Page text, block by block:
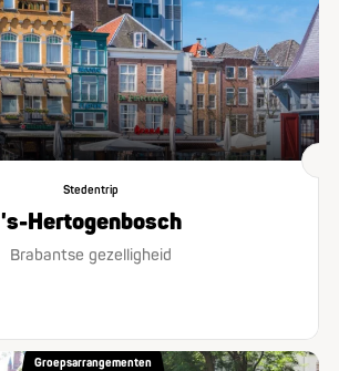
Stedentrip
's-Hertogenbosch
Brabantse gezelligheid
Groepsarrangementen